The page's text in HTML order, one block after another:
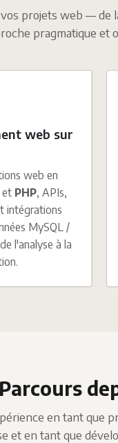
projets web — de
pragmatique et
web sur
web en
et PHP , APIs,
intégrations
MySQL /
l'analyse à la
Parcours
en tant que
et en tant que